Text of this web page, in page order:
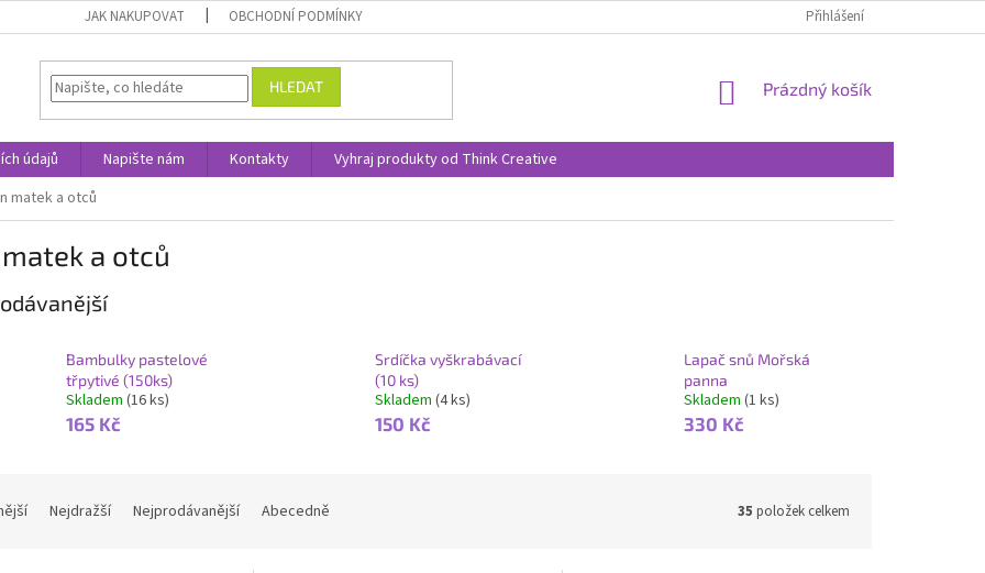
JAK NAKUPOVAT OBCHODNÍ PODMÍNKY Přihlášení
HLEDAT
NÁKUPNÍ
Prázdný košík
údajů Napište nám Kontakty
Vyhraj produkty od Think Creative
matek a otců
a otců
Bambulky pastelové
třpytivé (150ks)
Skladem (16 ks)
165 Kč
Srdíčka vyškrabávací
(10 ks)
Skladem (4 ks)
150 Kč
Lapač snů Mořská
panna
Skladem (1 ks)
330 Kč
Nejdražší Nejprodávanější Abecedně 35 položek celkem